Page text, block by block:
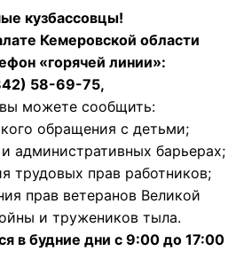
кузбассовцы!
Кемеровской области
«горячей линии»:
58-69-75,
можете сообщить:
обращения с детьми;
административных барьерах;
трудовых прав работников;
прав ветеранов Великой
и тружеников тыла.
в будние дни с 9:00 до 17:00